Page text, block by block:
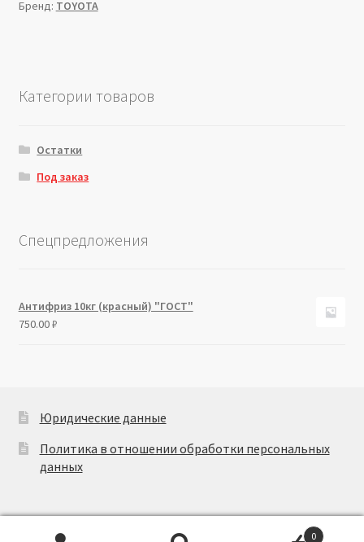
Бренд: TOYOTA
Категории товаров
Остатки
Под заказ
Спецпредложения
Антифриз 10кг (красный) "ГОСТ"
750.00₽
Юридические данные
Политика в отношении обработки персональных
данных
0